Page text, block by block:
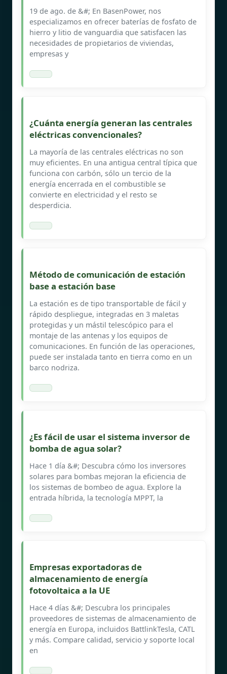
19 de ago. de &#; En BasenPower, nos
especializamos en ofrecer baterías de fosfato de
hierro y litio de vanguardia que satisfacen las
necesidades de propietarios de viviendas,
empresas y
¿Cuánta energía generan las centrales
eléctricas convencionales?
La mayoría de las centrales eléctricas no son
muy eficientes. En una antigua central típica que
funciona con carbón, sólo un tercio de la
energía encerrada en el combustible se
convierte en electricidad y el resto se
desperdicia.
Método de comunicación de estación
base a estación base
La estación es de tipo transportable de fácil y
rápido despliegue, integradas en 3 maletas
protegidas y un mástil telescópico para el
montaje de las antenas y los equipos de
comunicaciones. En función de las operaciones,
puede ser instalada tanto en tierra como en un
barco nodriza.
¿Es fácil de usar el sistema inversor de
bomba de agua solar?
Hace 1 día &#; Descubra cómo los inversores
solares para bombas mejoran la eficiencia de
los sistemas de bombeo de agua. Explore la
entrada híbrida, la tecnología MPPT, la
Empresas exportadoras de
almacenamiento de energía
fotovoltaica a la UE
Hace 4 días &#; Descubra los principales
proveedores de sistemas de almacenamiento de
energía en Europa, incluidos BattlinkTesla, CATL
y más. Compare calidad, servicio y soporte local
en